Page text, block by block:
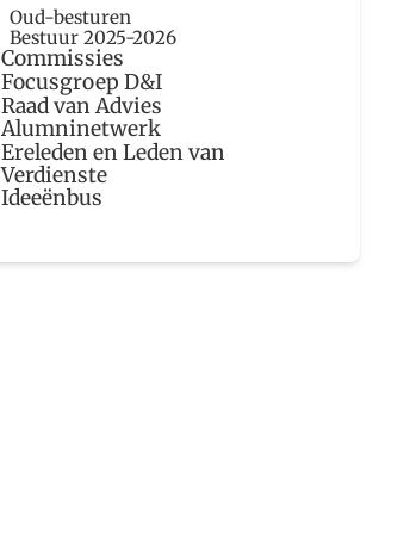
Oud-besturen
Bestuur 2025-2026
Commissies
Focusgroep D&I
Raad van Advies
Alumninetwerk
Ereleden en Leden van
Verdienste
Ideeënbus